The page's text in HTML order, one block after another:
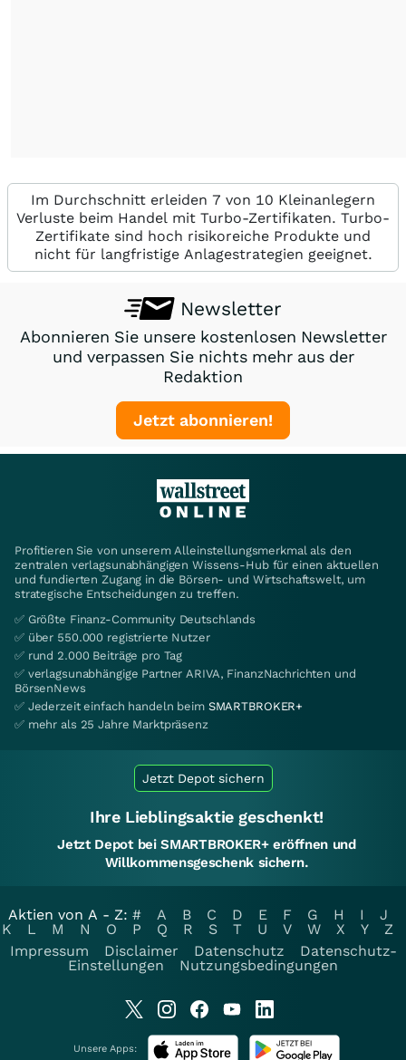
Im Durchschnitt erleiden 7 von 10 Kleinanlegern
Verluste beim Handel mit Turbo-Zertifikaten. Turbo-
Zertifikate sind hoch risikoreiche Produkte und
nicht für langfristige Anlagestrategien geeignet.
Newsletter
Abonnieren Sie unsere kostenlosen Newsletter
und verpassen Sie nichts mehr aus der
Redaktion
Jetzt abonnieren!
Profitieren Sie von unserem Alleinstellungsmerkmal als den
zentralen verlagsunabhängigen Wissens-Hub für einen aktuellen
und fundierten Zugang in die Börsen- und Wirtschaftswelt, um
strategische Entscheidungen zu treffen.
✅ Größte Finanz-Community Deutschlands
✅ über 550.000 registrierte Nutzer
✅ rund 2.000 Beiträge pro Tag
✅ verlagsunabhängige Partner ARIVA, FinanzNachrichten und
BörsenNews
✅ Jederzeit einfach handeln beim SMARTBROKER+
✅ mehr als 25 Jahre Marktpräsenz
Jetzt Depot sichern
Ihre Lieblingsaktie geschenkt!
Jetzt Depot bei SMARTBROKER+ eröffnen und
Willkommensgeschenk sichern.
Aktien von A - Z: # A B C D E F G H I
J
K
L M N O P Q R S T U V W X Y
Z
Impressum
Disclaimer Datenschutz
Datenschutz-
Einstellungen
Nutzungsbedingungen
Unsere Apps: